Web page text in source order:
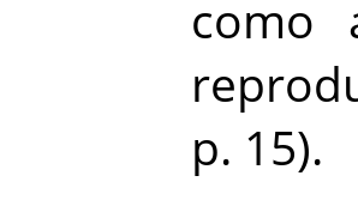
como
p. 15).